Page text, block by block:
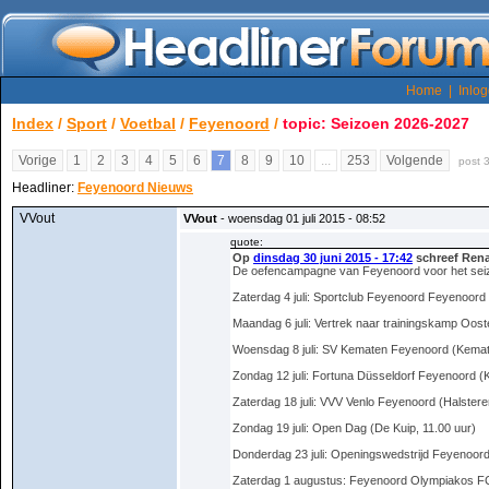
Home
Index / Sport / Voetbal / Feyenoord / topic: Seizoen 2026-2027
Vorige 1 2 3 4 5 6 7 8 9 10 ... 253 Volgende post
Headliner: Feyenoord Nieuws
VVout
VVout - woensdag 01 juli 2015 - 08:52
quote:
Op dinsdag 30 juni 2015 - 17:42 schreef
De oefencampagne van Feyenoord voor het
Zaterdag 4 juli: Sportclub Feyenoord
Maandag 6 juli: Vertrek naar trainingskamp
Woensdag 8 juli: SV Kematen Feyenoord
Zondag 12 juli: Fortuna Düsseldorf Feyenoord
Zaterdag 18 juli: VVV Venlo Feyenoord
Zondag 19 juli: Open Dag (De Kuip, 11.00 uur)
Donderdag 23 juli: Openingswedstrijd
Zaterdag 1 augustus: Feyenoord Olympiakos